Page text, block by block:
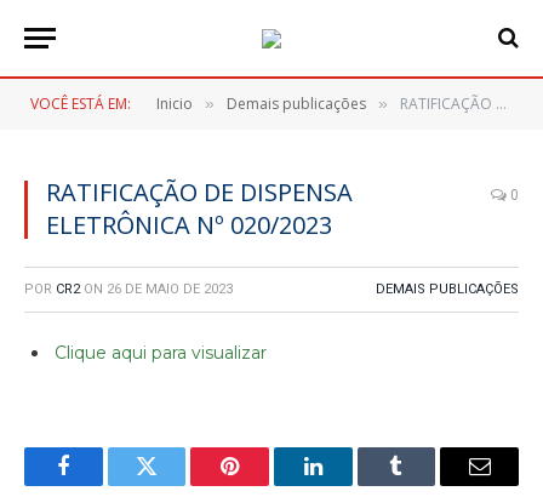
VOCÊ ESTÁ EM: Inicio » Demais publicações » RATIFICAÇÃO DE DISPENSA ELETRÔNICA Nº 020/2023
RATIFICAÇÃO DE DISPENSA
ELETRÔNICA Nº 020/2023
0
POR CR2 ON 26 DE MAIO DE 2023 DEMAIS PUBLICAÇÕES
Clique aqui para visualizar
FacebookTwitter Pinterest LinkedInTumblr
E-